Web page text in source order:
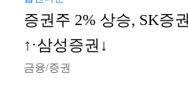
증권주 2% 상승, SK증권
↑·삼성증권↓
금융/증권